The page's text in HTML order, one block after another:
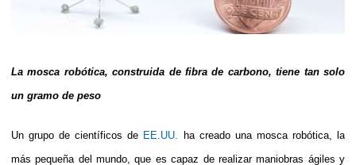
La mosca robótica, construida de fibra de carbono, tiene tan solo
un gramo de peso
Un grupo de científicos de EE.UU.
ha creado una mosca robótica, la
más pequeña del mundo, que es capaz de realizar maniobras ágiles y